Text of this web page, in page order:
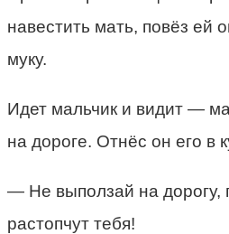
навестить мать, повёз ей
муку.
Идет мальчик и видит —
на дороге. Отнёс он его в
— Не выползай на дорогу,
растопчут тебя!